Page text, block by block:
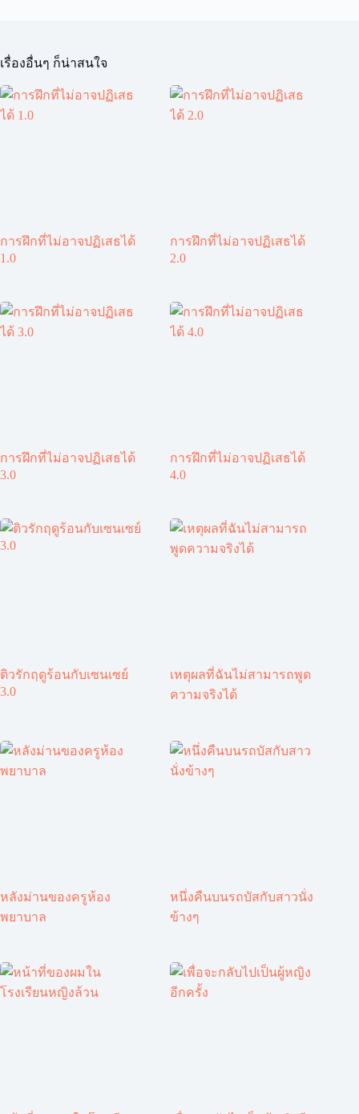
เรื่องอื่นๆ ก็น่าสนใจ
การฝึกที่ไม่อาจปฏิเสธได้
1.0
การฝึกที่ไม่อาจปฏิเสธได้
2.0
การฝึกที่ไม่อาจปฏิเสธได้
3.0
การฝึกที่ไม่อาจปฏิเสธได้
4.0
ติวรักฤดูร้อนกับเซนเซย์
3.0
เหตุผลที่ฉันไม่สามารถพูด
ความจริงได้
หลังม่านของครูห้อง
พยาบาล
หนึ่งคืนบนรถบัสกับสาวนั่ง
ข้างๆ